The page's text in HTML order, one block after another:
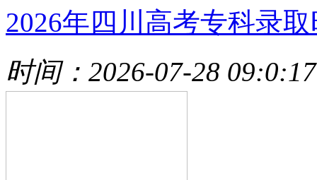
2026年四川高考专科录
时间：2026-07-28 09:0:17